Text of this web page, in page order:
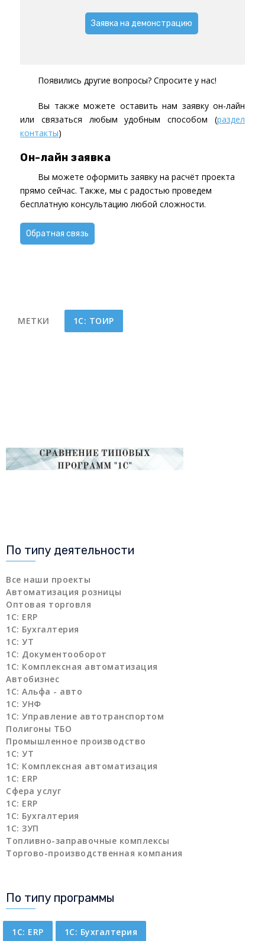
Заявка на демонстрацию
Появились другие вопросы? Спросите у нас!
Вы также можете оставить нам заявку он-лайн
или связаться любым удобным способом (раздел
контакты)
Он-лайн заявка
Вы можете оформить заявку на расчёт проекта
прямо сейчас. Также, мы с радостью проведем
бесплатную консультацию любой сложности.
Обратная связь
МЕТКИ 1С: ТОИР
По типу деятельности
Все наши проекты
Автоматизация розницы
Оптовая торговля
1C: ERP
1С: Бухгалтерия
1С: УТ
1С: Документооборот
1С: Комплексная автоматизация
Автобизнес
1С: Альфа - авто
1С: УНФ
1С: Управление автотранспортом
Полигоны ТБО
Промышленное производство
1С: УТ
1С: Комплексная автоматизация
1С: ERP
Сфера услуг
1С: ERP
1С: Бухгалтерия
1С: ЗУП
Топливно-заправочные комплексы
Торгово-производственная компания
По типу программы
1C: ERP 1С: Бухгалтерия